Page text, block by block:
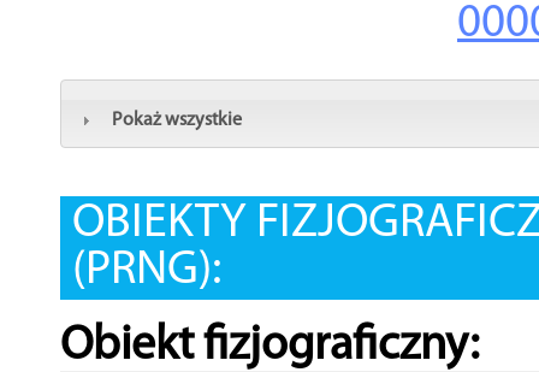
Pokaż wszystkie
OBIEKTY
(PRNG):
Obiekt fizjograficzny: